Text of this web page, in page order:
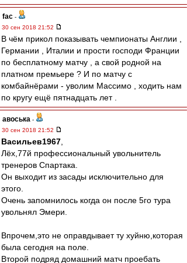
fac -
30 сен 2018 21:52
В чём прикол показывать чемпионаты Англии ,
Германии , Италии и прости господи Франции
по бесплатному матчу , а свой родной на
платном премьере ? И по матчу с
комбайнёрами - уволим Массимо , ходить нам
по кругу ещё пятнадцать лет .
авоська -
30 сен 2018 21:52
Васильев1967
Лёх,77й профессиональный увольнитель
тренеров Спартака.
Он выходит из засады исключительно для
этого.
Очень запомнилось когда он после 5го тура
увольнял Эмери.
Впрочем,это не оправдывает ту хуйню,которая
была сегодня на поле.
Второй подряд домашний матч проебать